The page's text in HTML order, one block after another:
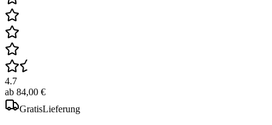
4.7
ab 84,00 €
GratisLieferung